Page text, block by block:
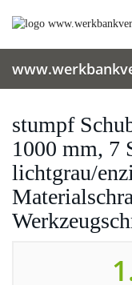
stumpf
1000 mm, 7
lichtgrau/